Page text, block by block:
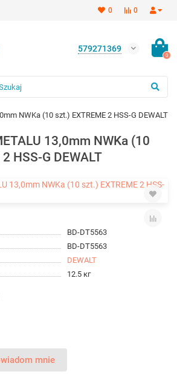
0
0
579271369
0
NWKa (10 szt.) EXTREME 2 HSS-G DEWALT
13,0mm NWKa (10
HSS-G DEWALT
BD-DT5563
BD-DT5563
DEWALT
12.5 кг
mnie